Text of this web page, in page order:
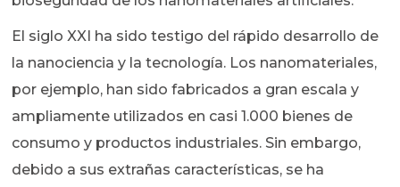
El siglo XXI ha sido testigo del rápido desarrollo de
la nanociencia y la tecnología. Los nanomateriales,
por ejemplo, han sido fabricados a gran escala y
ampliamente utilizados en casi 1.000 bienes de
consumo y productos industriales. Sin embargo,
debido a sus extrañas características, se ha